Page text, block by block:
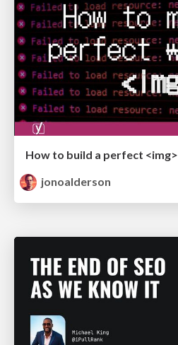
How to build a perfect <img>
jonoalderson